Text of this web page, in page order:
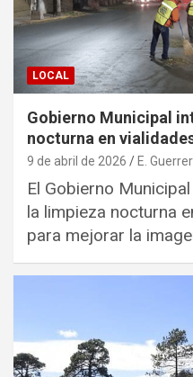
LOCAL
Gobierno Municipal
nocturna en
9 de abril de 2026 E.
El Gobierno
la limpieza nocturna
para mejorar la